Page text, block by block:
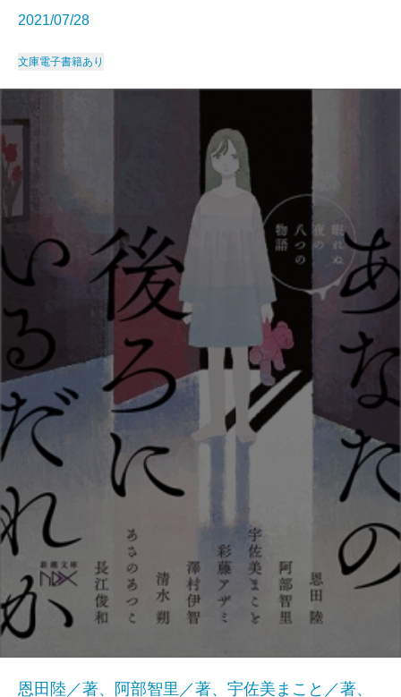
2021/07/28
文庫電子書籍あり
恩田陸／著、阿部智里／著、宇佐美まこと／著、